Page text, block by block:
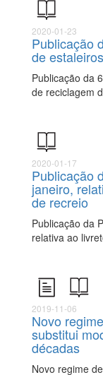
2020-01-23
Publicação
de
Publicação da
de reciclagem
2020-01-17
Publicação
janeiro,
de recreio
Publicação da
relativa ao
2019-11-06
Novo
substitui
décadas
Novo regime